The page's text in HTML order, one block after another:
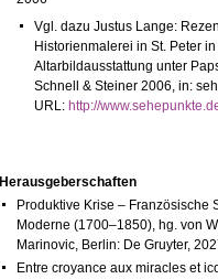
Vgl. dazu Justus Lange:
Historienmalerei in St. Peter
Altarbildausstattung unter
Schnell & Steiner 2006, in:
URL: http://
Herausgeberschaften
Produktive Krise – Französische
Moderne (1700–1850), hg. von
Marinovic, Berlin: De Gruyter,
Entre croyance aux miracles et